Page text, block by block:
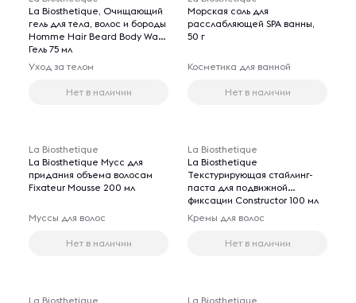
La Biosthetique, Очищающий
гель для тела, волос и бороды
Homme Hair Beard Body Wash
Гель 75 мл
Уход за телом
Нет в наличии
Морская соль для
расслабляющей SPA ванны,
50 г
Косметика для ванной
Нет в наличии
La Biosthetique
La Biosthetique Мусс для
придания объема волосам
Fixateur Mousse 200 мл
Муссы для волос
Нет в наличии
La Biosthetique
La Biosthetique
Текстурирующая стайлинг-
паста для подвижной
фиксации Constructor 100 мл
Кремы для волос
Нет в наличии
La Biosthetique
La Biosthetique